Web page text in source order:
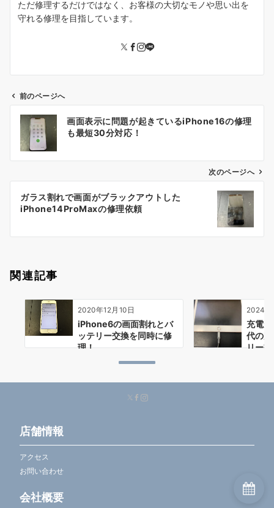
ただ修理するだけではなく、お客様の大切なモノや思い出を
守れる修理を目指しています。
ビ
ン
前のページへ
画面表示に問題が起きているiPhone16の修理
も最短30分対応！
次のページへ
ガラス割れで画面がブラックアウトした
iPhone14ProMaxの修理依頼
関連記事
2020年12月10日
iPhone6の画面割れとバ
ッテリー交換を同時に修
理！
2024年
充電
代の
リー
店舗情報
アクセス
お問い合わせ
会社概要